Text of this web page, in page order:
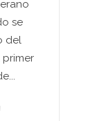
se
del
primer